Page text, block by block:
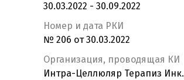
30.03.2022 - 30.09.2022
Номер и дата РКИ
№ 206 от 30.03.2022
Организация, проводящая КИ
Интра-Целлюляр Терапиз Инк.